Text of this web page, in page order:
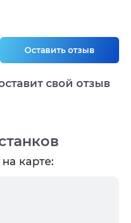
карте:
Оставить отзыв
свой отзыв